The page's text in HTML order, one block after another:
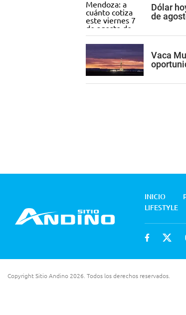
Dólar
de
Vaca
INICIO
LIFESTYLE
Copyright Sitio Andino 2026. Todos los derechos reservados.